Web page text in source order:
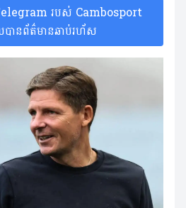
របស់ Cambosport
បានព័ត៌មានឆាប់រហ័ស